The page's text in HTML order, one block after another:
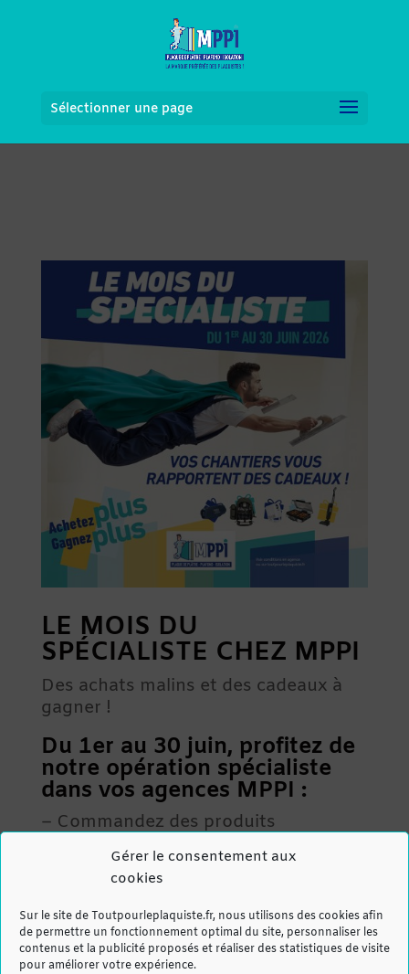
Gérer le consentement aux
cookies
Sur le site de Toutpourleplaquiste.fr, nous utilisons des cookies afin
de permettre un fonctionnement optimal du site, personnaliser les
contenus et la publicité proposés et réaliser des statistiques de visite
pour améliorer votre expérience.
Sélectionner une page
LE MOIS DU
SPÉCIALISTE CHEZ MPPI
Des achats malins et des cadeaux à
gagner !
Du 1er au 30 juin, profitez de
notre opération spécialiste
dans vos agences MPPI :
– Commandez des produits
sélectionnés par nos experts
– Cumulez vos achats et recevez des
cadeaux
Pour gagner, il faut dépasser votre
montant d’achat de l’année
précédente sur ces produits !